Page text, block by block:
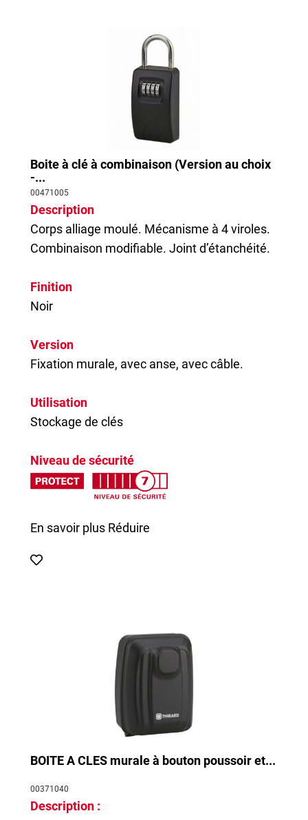
Boite à clé à combinaison (Version au choix
-...
00471005
Description
Corps alliage moulé. Mécanisme à 4 viroles.
Combinaison modifiable. Joint d’étanchéité.
Finition
Noir
Version
Fixation murale, avec anse, avec câble.
Utilisation
Stockage de clés
Niveau de sécurité
En savoir plus Réduire
BOITE A CLES murale à bouton poussoir et...
00371040
Description :